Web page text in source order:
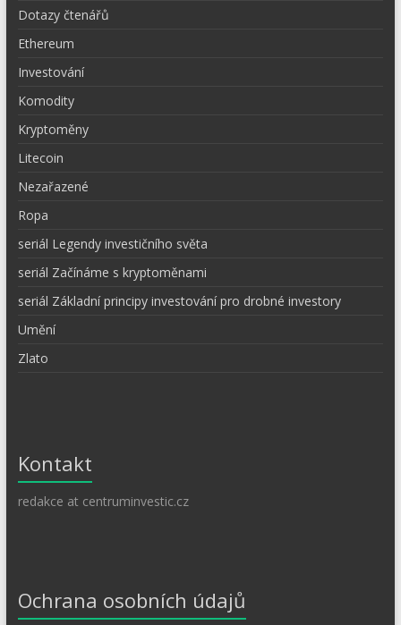
Dotazy čtenářů
Ethereum
Investování
Komodity
Kryptoměny
Litecoin
Nezařazené
Ropa
seriál Legendy investičního světa
seriál Začínáme s kryptoměnami
seriál Základní principy investování pro drobné investory
Umění
Zlato
Kontakt
redakce at centruminvestic.cz
Ochrana osobních údajů